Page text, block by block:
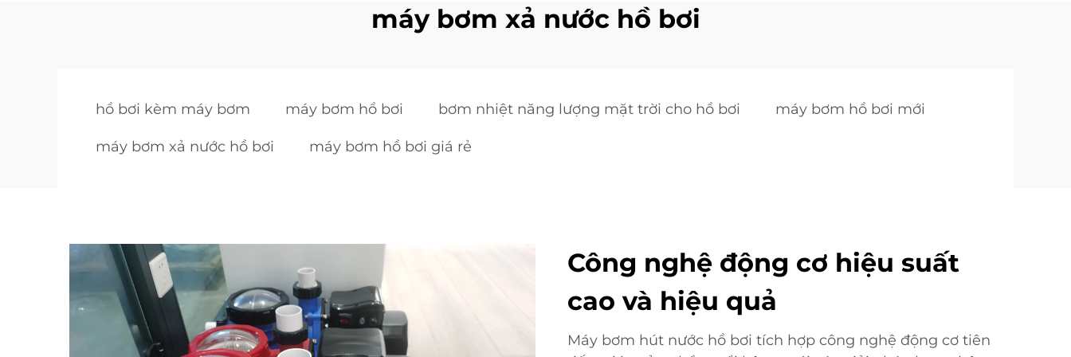
máy bơm xả nước hồ bơi
hồ bơi kèm máy bơm máy bơm hồ bơi bơm nhiệt năng lượng mặt trời cho hồ bơi máy bơm hồ bơi mới
máy bơm xả nước hồ bơi máy bơm hồ bơi giá rẻ
Công nghệ động cơ hiệu suất
cao và hiệu quả
Máy bơm hút nước hồ bơi tích hợp công nghệ động cơ tiên